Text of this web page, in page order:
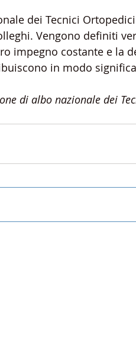
dei Tecnici
Vengono definiti
impegno costante e la
in modo
di albo nazionale dei